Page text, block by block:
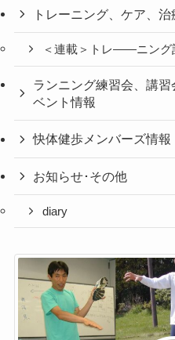
トレーニング、ケア、治
＜連載＞トレ――ニング
ランニング練習会、講
ベント情報
快体健歩メンバーズ情報
お知らせ･その他
diary